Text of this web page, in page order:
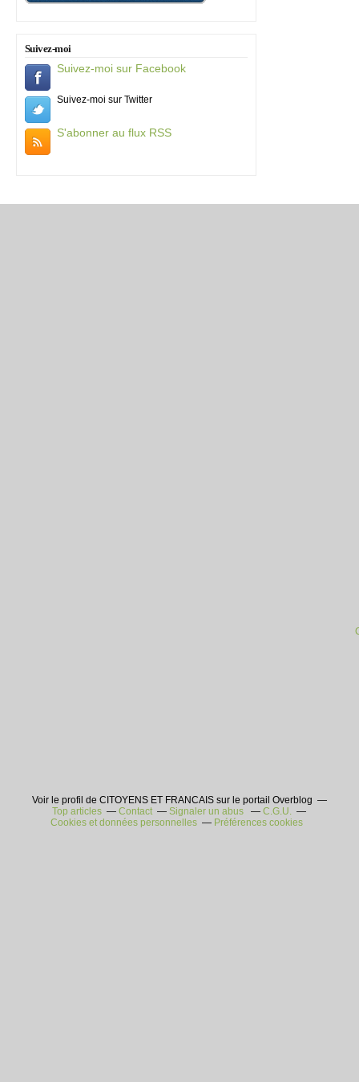
Suivez-moi
Suivez-moi sur Facebook
Suivez-moi sur Twitter
S'abonner au flux RSS
Voir le profil de CITOYENS ET FRANCAIS sur le portail Overblog
Top articles
Contact Signaler un abus
C.G.U.
Cookies et données personnelles
Préférences cookies